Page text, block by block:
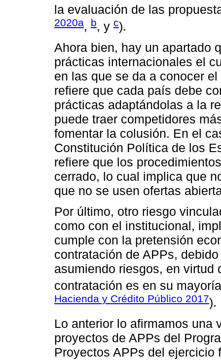
la evaluación de las
2020a, b, y c).
Ahora bien, hay un apartado
prácticas internacionales el
en las que se da a conocer
refiere que cada país debe
prácticas adaptándolas a la
puede traer competidores
fomentar la colusión. En el
Constitución Política de los
refiere que los
cerrado, lo cual implica que
que no se usen ofertas
Por último, otro riesgo
como con el institucional,
cumple con la pretensión
contratación de APPs,
asumiendo riesgos, en virtud
contratación es en su
Hacienda y Crédito Público 2017).
Lo anterior lo afirmamos una
proyectos de APPs del
Proyectos APPs del